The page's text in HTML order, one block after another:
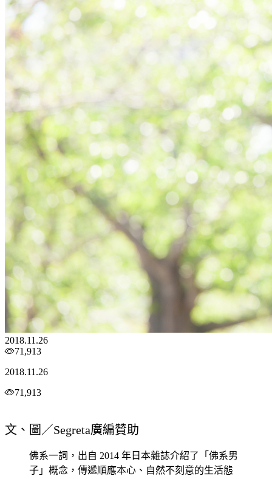
2018.11.26
71,913
2018.11.26
71,913
文、圖／Segreta廣編贊助
佛系一詞，出自 2014 年日本雜誌介紹了「佛系男
子」概念，傳遞順應本心、自然不刻意的生活態